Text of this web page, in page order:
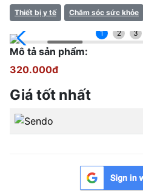
Thiết bị y tế Chăm sóc sức khỏe
1 2 3
Mô tả sản phẩm:
320.000đ
Giá tốt nhất